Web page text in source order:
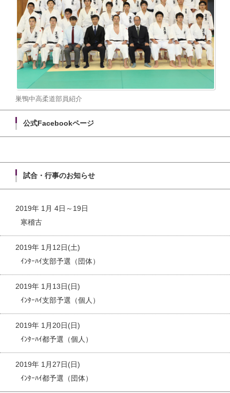
巣鴨中高柔道部員紹介
公式Facebookページ
試合・行事のお知らせ
2019年 1月 4日～19日
寒稽古
2019年 1月12日(土)
ｲﾝﾀｰﾊｲ支部予選（団体）
2019年 1月13日(日)
ｲﾝﾀｰﾊｲ支部予選（個人）
2019年 1月20日(日)
ｲﾝﾀｰﾊｲ都予選（個人）
2019年 1月27日(日)
ｲﾝﾀｰﾊｲ都予選（団体）